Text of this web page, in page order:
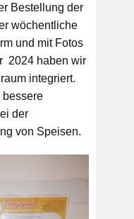
Bestellung der
wöchentliche
und mit Fotos
2024 haben wir
integriert.
bessere
der
von Speisen.